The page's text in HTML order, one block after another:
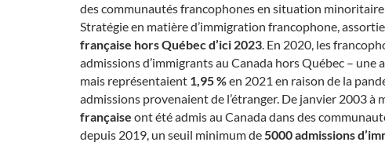
des communautés francophones en situation
Stratégie en matière d’immigration francophone,
française hors Québec d’ici 2023. En 2020, les
admissions d’immigrants au Canada hors Québec –
mais représentaient 1,95 %en 2021 en raison de la
admissions provenaient de l’étranger. De janvier 2003 à
française ont été admis au Canada dans des
depuis 2019, un seuil minimum de5000 admissions